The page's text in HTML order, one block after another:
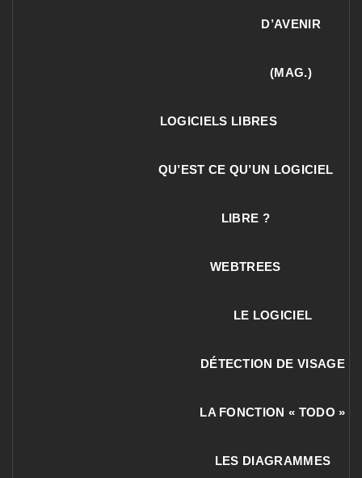
D’AVENIR
(MAG.)
LOGICIELS LIBRES
QU’EST CE QU’UN LOGICIEL
LIBRE ?
WEBTREES
LE LOGICIEL
DÉTECTION DE VISAGE
LA FONCTION « TODO »
LES DIAGRAMMES